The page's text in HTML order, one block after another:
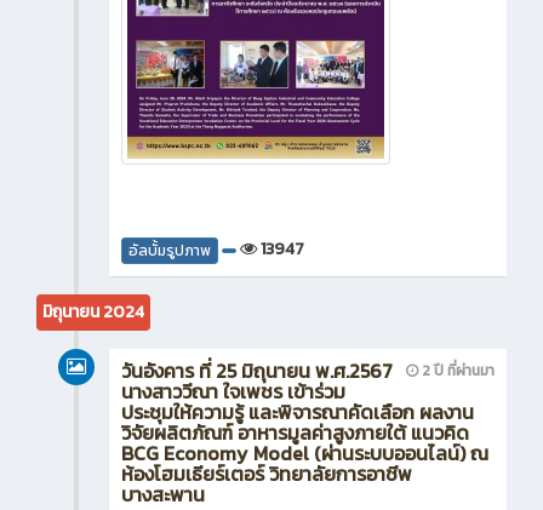
อัลบั้มรูปภาพ 13947
มิถุนายน 2024
2 ปี ที่ผ่านมา
วันอังคาร ที่ 25 มิถุนายน พ.ศ.2567
นางสาววีณา ใจเพชร เข้าร่วม
ประชุมให้ความรู้ และพิจารณาคัดเลือก ผลงาน
วิจัยผลิตภัณฑ์ อาหารมูลค่าสูงภายใต้ แนวคิด
BCG Economy Model (ผ่านระบบออนไลน์) ณ
ห้องโฮมเธียร์เตอร์ วิทยาลัยการอาชีพ
บางสะพาน